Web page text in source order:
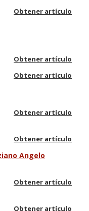
Obtener artículo
Obtener artículo
Obtener artículo
Obtener artículo
Obtener artículo
Angelo
Obtener artículo
Obtener artículo